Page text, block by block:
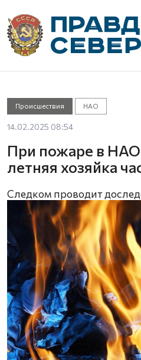
Происшествия НАО
14.02.2025 08:54
При пожаре в
летняя хозяйка
Следком проводит